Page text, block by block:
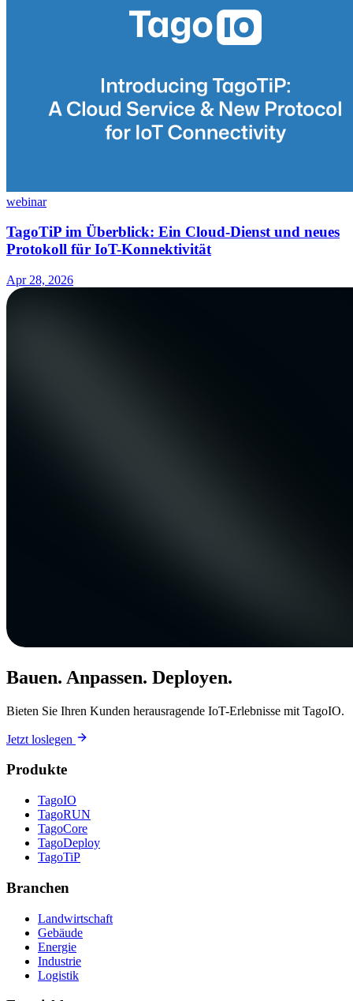
webinar
TagoTiP im Überblick: Ein Cloud-Dienst und neues
Protokoll für IoT-Konnektivität
Apr 28, 2026
Bauen. Anpassen. Deployen.
Bieten Sie Ihren Kunden herausragende IoT-Erlebnisse mit TagoIO.
Jetzt loslegen
Produkte
TagoIO
TagoRUN
TagoCore
TagoDeploy
TagoTiP
Branchen
Landwirtschaft
Gebäude
Energie
Industrie
Logistik